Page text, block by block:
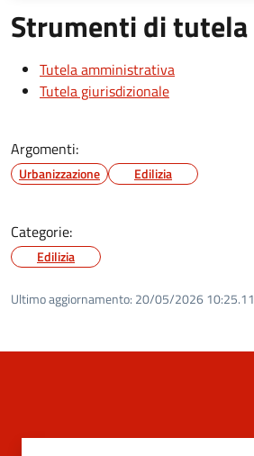
Strumenti di tutela
Tutela amministrativa
Tutela giurisdizionale
Argomenti:
Urbanizzazione Edilizia
Categorie:
Edilizia
Ultimo aggiornamento: 20/05/2026 10:25.11